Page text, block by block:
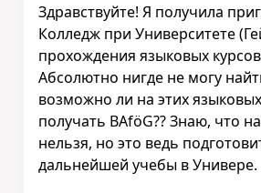
Здравствуйте! Я получила
Колледж при Университете
прохождения языковых
Абсолютно нигде не могу
возможно ли на этих
получать BAföG?? Знаю, что
нельзя, но это ведь
дальнейшей учебы в Универе.